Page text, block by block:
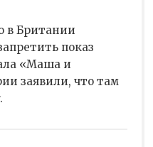
в Британии
показ
«Маша и
заявили, что там